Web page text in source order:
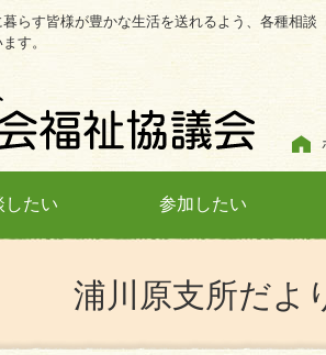
らす皆様が豊かな生活を送れるよう、各種相談
す。
したい 参加したい
浦川原支所だよ